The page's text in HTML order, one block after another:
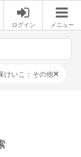
ログイン メニュー
けいこ：その他